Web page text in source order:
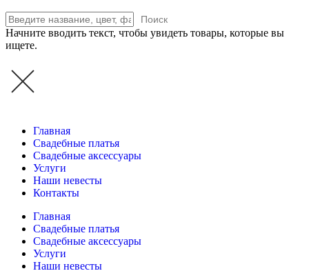
Поиск
Начните вводить текст, чтобы увидеть товары, которые вы
ищете.
Главная
Свадебные платья
Свадебные аксессуары
Услуги
Наши невесты
Контакты
Главная
Свадебные платья
Свадебные аксессуары
Услуги
Наши невесты